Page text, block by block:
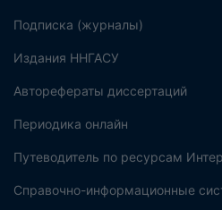
Подписка (журналы)
Издания ННГАСУ
Авторефераты диссертаций
Периодика онлайн
Путеводитель по ресурсам
Справочно-информационные